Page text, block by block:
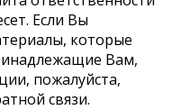
Если Вы
которые
Вам,
пожалуйста,
связи.